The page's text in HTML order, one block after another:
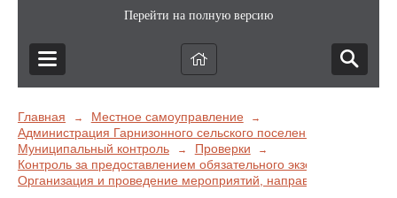
Перейти на полную версию
Главная → Местное самоуправление →
Администрация Гарнизонного сельского поселения
Муниципальный контроль → Проверки →
Контроль за предоставлением обязательного экземпляра.
Организация и проведение мероприятий, направленных на